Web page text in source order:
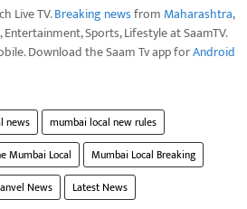
Live TV.Breaking newsfrom Maharashtra,
Entertainment, Sports, Lifestyle at SaamTV.
Download the Saam Tv app forAndroid
news
mumbai local new rules
Mumbai Local
Mumbai Local Breaking
News Latest News